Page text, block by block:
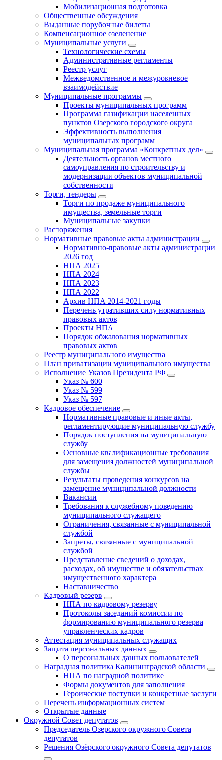
Мобилизационная подготовка
Общественные обсуждения
Выданные порубочные билеты
Компенсационное озеленение
Муниципальные услуги
Технологические схемы
Административные регламенты
Реестр услуг
Межведомственное и межуровневое
взаимодействие
Муниципальные программы
Проекты муниципальных программ
Программа газификации населенных
пунктов Озерского городского округа
Эффективность выполнения
муниципальных программ
Муниципальная программа «Конкретных дел»
Деятельность органов местного
самоуправления по строительству и
модернизации объектов муниципальной
собственности
Торги, тендеры
Торги по продаже муниципального
имущества, земельные торги
Муниципальные закупки
Распоряжения
Нормативные правовые акты администрации
Нормативно-правовые акты администрации
2026 год
НПА 2025
НПА 2024
НПА 2023
НПА 2022
Архив НПА 2014-2021 годы
Перечень утративших силу нормативных
правовых актов
Проекты НПА
Порядок обжалования нормативных
правовых актов
Реестр муниципального имущества
План приватизации муниципального имущества
Исполнение Указов Президента РФ
Указ № 600
Указ № 599
Указ № 597
Кадровое обеспечение
Нормативные правовые и иные акты,
регламентирующие муниципальную службу
Порядок поступления на муниципальную
службу
Основные квалификационные требования
для замещения должностей муниципальной
службы
Результаты проведения конкурсов на
замещение муниципальной должности
Вакансии
Требования к служебному поведению
муниципального служащего
Ограничения, связанные с муниципальной
службой
Запреты, связанные с муниципальной
службой
Представление сведений о доходах,
расходах, об имуществе и обязательствах
имущественного характера
Наставничество
Кадровый резерв
НПА по кадровому резерву
Протоколы заседаний комиссии по
формированию муниципального резерва
управленческих кадров
Аттестация муниципальных служащих
Защита персональных данных
О персональных данных пользователей
Наградная политика Калининградской области
НПА по наградной политике
Формы документов для заполнения
Героические поступки и конкретные заслуги
Перечень информационных систем
Открытые данные
Окружной Совет депутатов
Председатель Озерского окружного Совета
депутатов
Решения Озёрского окружного Совета депутатов